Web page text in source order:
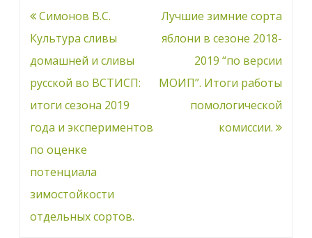
Навигация
по
записям
Симонов В.С.
Культура сливы
домашней и сливы
русской во ВСТИСП:
итоги сезона 2019
года и экспериментов
по оценке
потенциала
зимостойкости
отдельных сортов.
Лучшие зимние сорта
яблони в сезоне 2018-
2019 “по версии
МОИП”. Итоги работы
помологической
комиссии.